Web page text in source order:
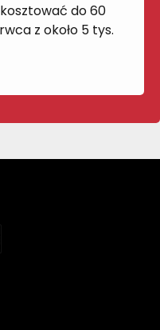
kosztować do 60
z około 5 tys.